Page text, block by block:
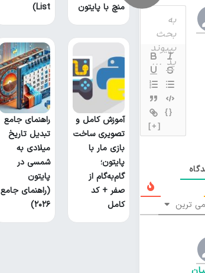
{}
[+]
ترین
منچ با پایتون
List)
آموزش کامل و
تصویری ساخت
بازی مار با
پایتون؛
گام‌به‌گام از
صفر + کد
کامل
راهنمای جامع
تبدیل تاریخ
میلادی به
شمسی در
پایتون
(راهنمای جامع
۲۰۲۶)